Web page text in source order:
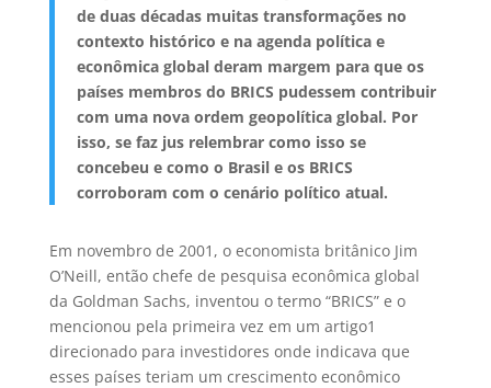
de duas décadas muitas transformações no
contexto histórico e na agenda política e
econômica global deram margem para que os
países membros do BRICS pudessem contribuir
com uma nova ordem geopolítica global. Por
isso, se faz jus relembrar como isso se
concebeu e como o Brasil e os BRICS
corroboram com o cenário político atual.
Em novembro de 2001, o economista britânico Jim
O’Neill, então chefe de pesquisa econômica global
da Goldman Sachs, inventou o termo “BRICS” e o
mencionou pela primeira vez em um artigo1
direcionado para investidores onde indicava que
esses países teriam um crescimento econômico